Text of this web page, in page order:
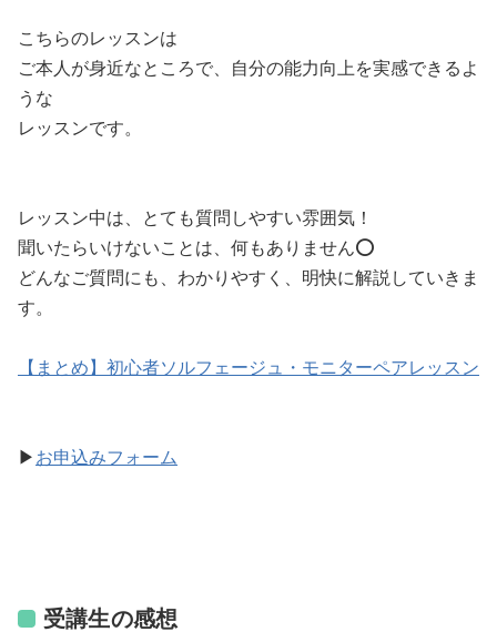
こちらのレッスンは
ご本人が身近なところで、自分の能力向上を実感できるよ
うな
レッスンです。
レッスン中は、とても質問しやすい雰囲気！
聞いたらいけないことは、何もありません⭕️
どんなご質問にも、わかりやすく、明快に解説していきま
す。
【まとめ】初心者ソルフェージュ・モニターペアレッスン
▶︎ お申込みフォーム
受講生の感想